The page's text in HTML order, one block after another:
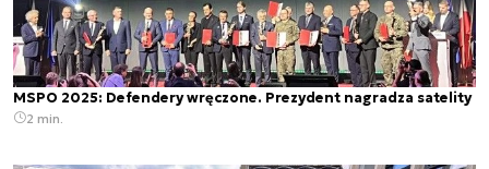
MSPO 2025: Defendery wręczone. Prezydent nagradza satelity
2 min.